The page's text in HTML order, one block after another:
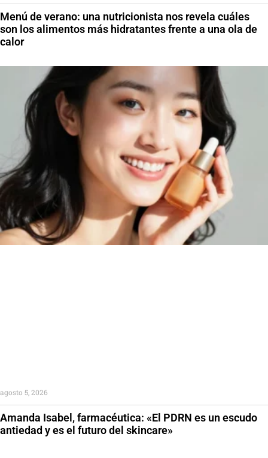
Menú de verano: una nutricionista nos revela cuáles
son los alimentos más hidratantes frente a una ola de
calor
Amanda Isabel, farmacéutica: «El PDRN es un escudo
antiedad y es el futuro del skincare»
agosto 5, 2026